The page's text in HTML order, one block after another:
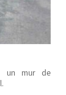
un mur de